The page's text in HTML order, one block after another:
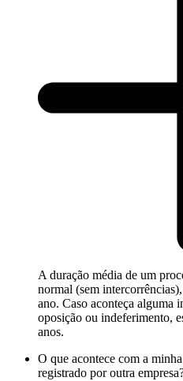
A duração média de um
normal (sem
ano. Caso aconteça alguma
oposição ou indeferimento,
anos.
O que acontece com a
registrado por outra